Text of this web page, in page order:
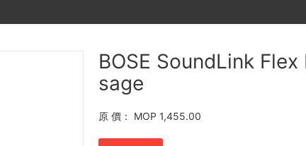
BOSE SoundLink
sage
原 價： MOP 1,455.00